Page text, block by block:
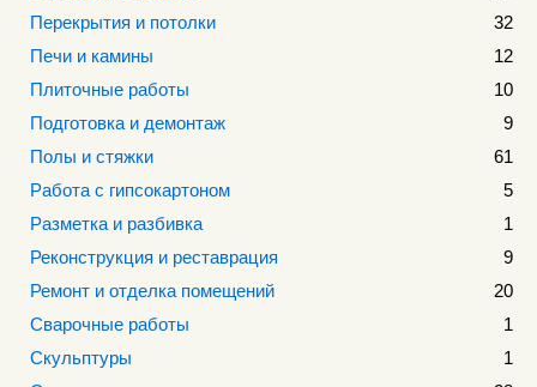
Перекрытия и потолки
32
Печи и камины
12
Плиточные работы
10
Подготовка и демонтаж
9
Полы и стяжки
61
Работа с гипсокартоном
5
Разметка и разбивка
1
Реконструкция и реставрация
9
Ремонт и отделка помещений
20
Сварочные работы
1
Скульптуры
1